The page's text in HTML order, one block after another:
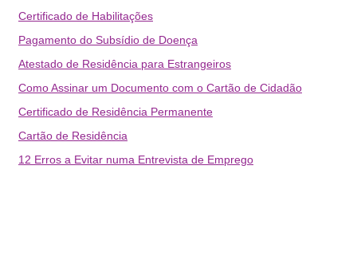
Certificado de Habilitações
Pagamento do Subsídio de Doença
Atestado de Residência para Estrangeiros
Como Assinar um Documento com o Cartão de Cidadão
Certificado de Residência Permanente
Cartão de Residência
12 Erros a Evitar numa Entrevista de Emprego